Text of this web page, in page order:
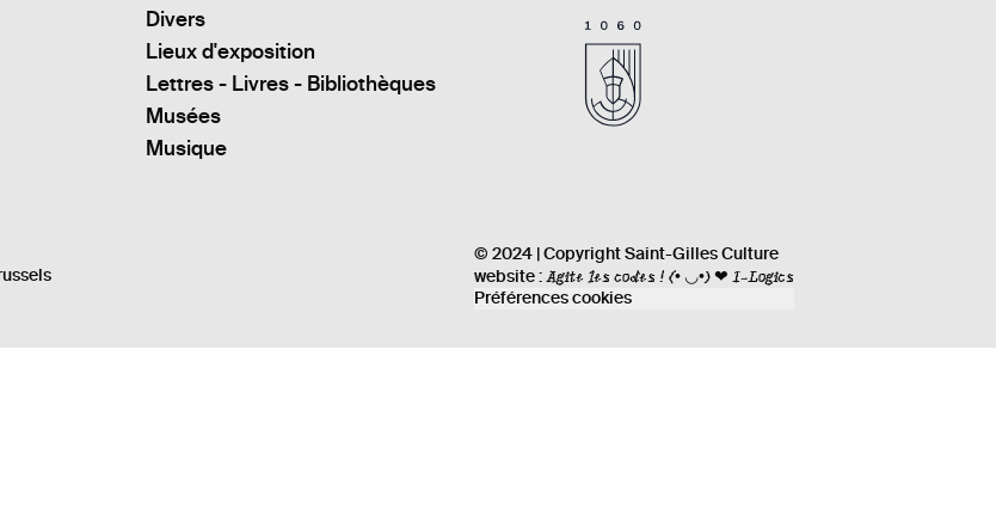
Divers
Lieux d'exposition
Lettres - Livres - Bibliothèques
Musées
Musique
© 2024 | Copyright Saint-Gilles Culture
website :Agite les codes ! (• ◡•) ❤ I-Logics
Préférences cookies